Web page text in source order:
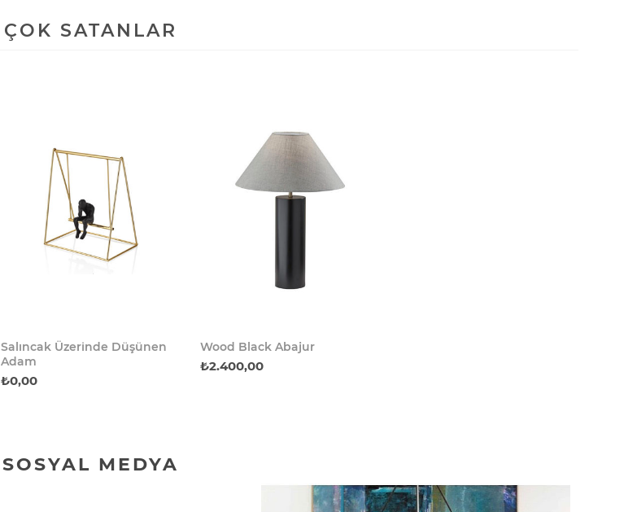
ÇOK SATANLAR
Salıncak Üzerinde Düşünen
Adam
₺0,00
Wood Black Abajur
₺2.400,00
SOSYAL MEDYA